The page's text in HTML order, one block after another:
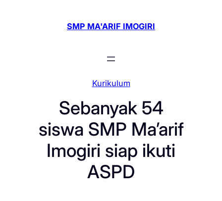
SMP MA'ARIF IMOGIRI
Kurikulum
Sebanyak 54
siswa SMP Ma’arif
Imogiri siap ikuti
ASPD